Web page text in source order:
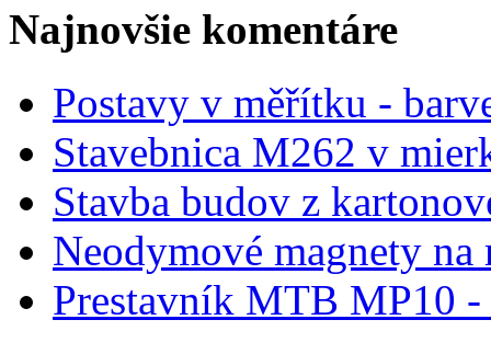
Najnovšie komentáre
Postavy v měřítku -
Stavebnica M262 v
Stavba budov z
Neodymové magnety na
Prestavník MTB MP10